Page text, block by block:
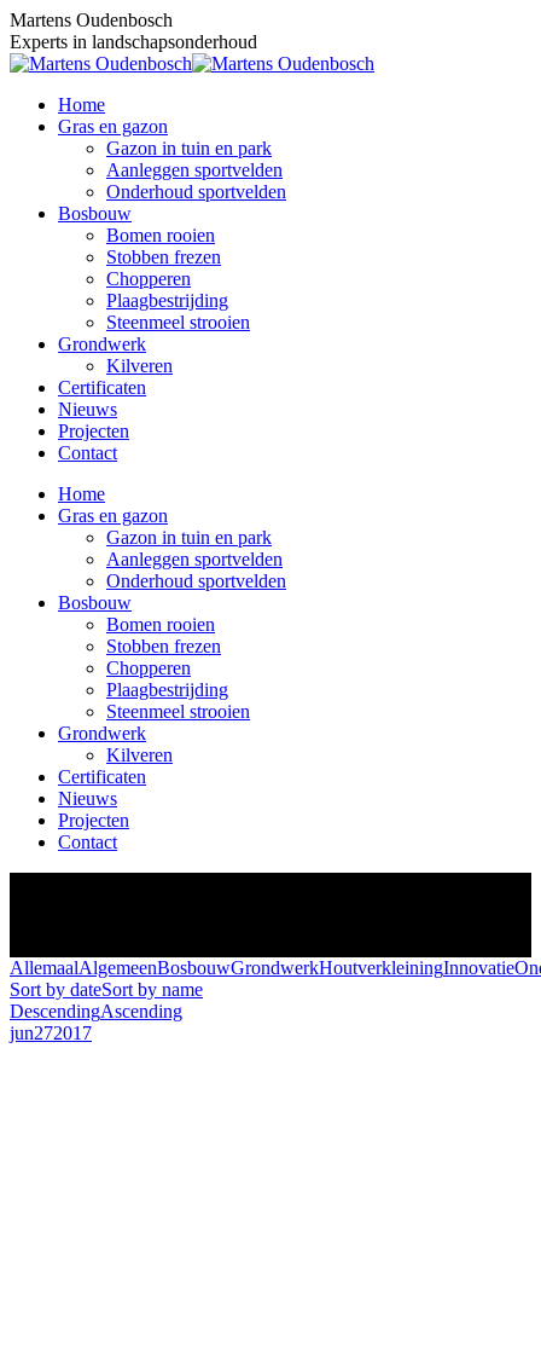
Skip
to
content
Martens Oudenbosch
Experts in landschapsonderhoud
Home
Gras en gazon
Gazon in tuin en park
Aanleggen sportvelden
Onderhoud sportvelden
Bosbouw
Bomen rooien
Stobben frezen
Chopperen
Plaagbestrijding
Steenmeel strooien
Grondwerk
Kilveren
Certificaten
Nieuws
Projecten
Contact
Home
Gras en gazon
Gazon in tuin en park
Aanleggen sportvelden
Onderhoud sportvelden
Bosbouw
Bomen rooien
Stobben frezen
Chopperen
Plaagbestrijding
Steenmeel strooien
Grondwerk
Kilveren
Certificaten
Nieuws
Projecten
Contact
AllemaalAlgemeenBosbouwGrondwerkHoutverkleiningInnovatie
Sort by dateSort by name
DescendingAscending
jun272017